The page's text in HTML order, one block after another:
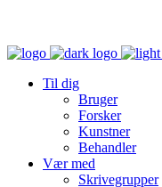
Til dig
Bruger
Forsker
Kunstner
Behandler
Vær med
Skrivegrupper